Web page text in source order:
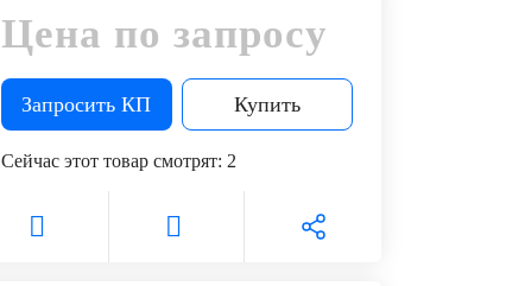
Цена по запросу
Запросить КП Купить
Сейчас этот товар смотрят: 2